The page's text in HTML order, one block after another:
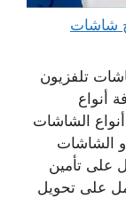
55880595 إصلاح شاشات
تلفزيون
أنواع
الشاشات
و الشاشات
على تأمين
على تحويل